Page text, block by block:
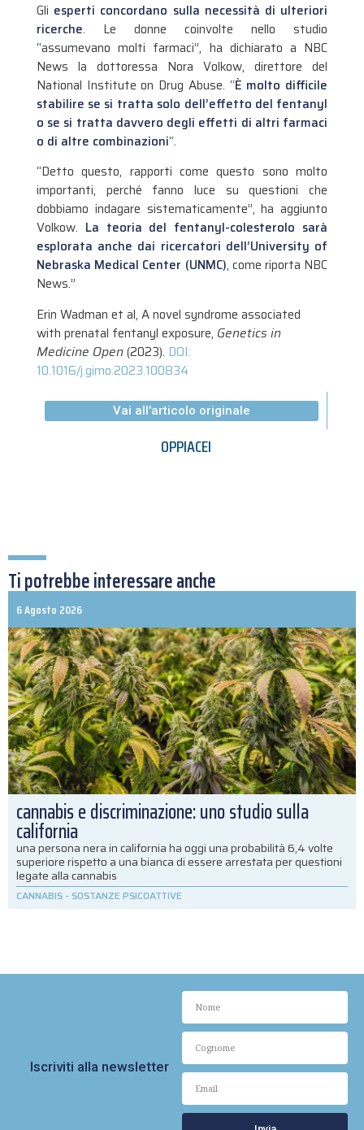
Gli esperti concordano sulla necessità di ulteriori
ricerche. Le donne coinvolte nello studio
“assumevano molti farmaci”, ha dichiarato a NBC
News la dottoressa Nora Volkow, direttore del
National Institute on Drug Abuse. “È molto difficile
stabilire se si tratta solo dell’effetto del fentanyl
o se si tratta davvero degli effetti di altri farmaci
o di altre combinazioni“.
“Detto questo, rapporti come questo sono molto
importanti, perché fanno luce su questioni che
dobbiamo indagare sistematicamente”, ha aggiunto
Volkow. La teoria del fentanyl-colesterolo sarà
esplorata anche dai ricercatori dell’University of
Nebraska Medical Center (UNMC), come riporta NBC
News.”
Erin Wadman et al, A novel syndrome associated
with prenatal fentanyl exposure, Genetics in
Medicine Open(2023). DOI:
10.1016/j.gimo.2023.100834
Vai all'articolo originale
OPPIACEI
Ti potrebbe interessare anche
6 Agosto 2026
cannabis e discriminazione: uno studio sulla
california
una persona nera in california ha oggi una probabilità 6,4 volte
superiore rispetto a una bianca di essere arrestata per questioni
legate alla cannabis
CANNABIS - SOSTANZE PSICOATTIVE
Iscriviti alla newsletter